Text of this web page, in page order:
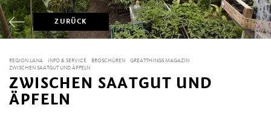
ZURÜCK
REGION LANA INFO & SERVICE BROSCHÜREN
GREATTHINGS MAGAZIN
ZWISCHEN SAATGUT UND ÄPFELN
ZWISCHEN SAATGUT UND
ÄPFELN